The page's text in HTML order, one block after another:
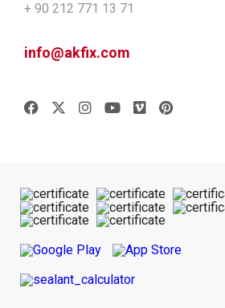
+ 90 212 771 13 71
info@akfix.com